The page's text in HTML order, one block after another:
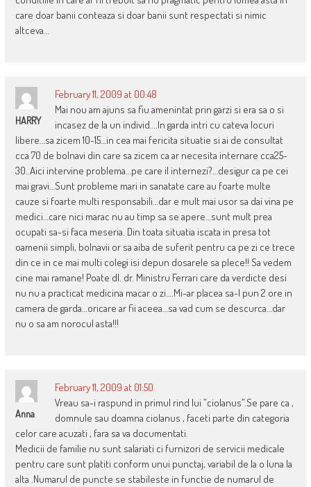
care doar banii conteaza si doar banii sunt respectati si nimic
altceva…
HARRY
February 11, 2009 at 00:48
Mai nou am ajuns sa fiu amenintat prin garzi si era sa o si
incasez de la un individ….In garda intri cu cateva locuri
libere…sa zicem 10-15…in cea mai fericita situatie si ai de consultat
cca 70 de bolnavi din care sa zicem ca ar necesita internare cca25-
30..Aici intervine problema…pe care il internezi?…desigur ca pe cei
mai gravi…Sunt probleme mari in sanatate care au foarte multe
cauze si foarte multi responsabili…dar e mult mai usor sa dai vina pe
medici…care nici marac nu au timp sa se apere…sunt mult prea
ocupati sa-si faca meseria. Din toata situatia iscata in presa tot
oamenii simpli, bolnavii or sa aiba de suferit pentru ca pe zi ce trece
din ce in ce mai multi colegi isi depun dosarele sa plece!! Sa vedem
cine mai ramane! Poate dl. dr. Ministru Ferrari care da verdicte desi
nu nu a practicat medicina macar o zi….Mi-ar placea sa-l pun 2 ore in
camera de garda…oricare ar fii aceea…sa vad cum se descurca…dar
nu o sa am norocul asta!!!
Anna
February 11, 2009 at 01:50
Vreau sa-i raspund in primul rind lui ”ciolanus”.Se pare ca ,
domnule sau doamna ciolanus , faceti parte din categoria
celor care acuzati , fara sa va documentati.
Medicii de familie nu sunt salariati ci furnizori de servicii medicale
pentru care sunt platiti conform unui punctaj, variabil de la o luna la
alta .Numarul de puncte se stabileste in functie de numarul de